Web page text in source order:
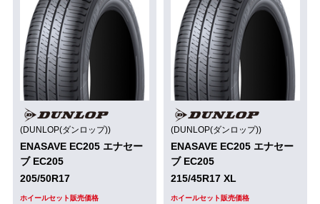
(DUNLOP(ダンロップ))
ENASAVE EC205 エナセー
ブ EC205
205/50R17
ホイールセット販売価格
(DUNLOP(ダンロップ))
ENASAVE EC205 エナセー
ブ EC205
215/45R17 XL
ホイールセット販売価格